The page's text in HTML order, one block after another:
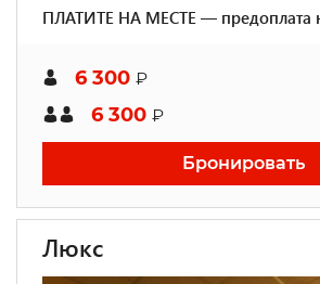
ПЛАТИТЕ НА МЕСТЕ — предоплата
6 300 ₽
6 300 ₽
Бронировать
Люкс